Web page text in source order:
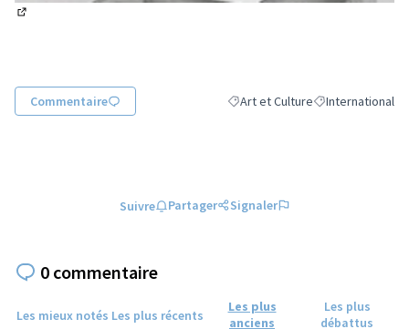
Commentaire Filtrer les résultats de la
Art et CultureFiltrer les
International
Suivre Partager Signaler
0 commentaire
Les mieux notés Les plus récents
Les plus
anciens
Les plus
débattus